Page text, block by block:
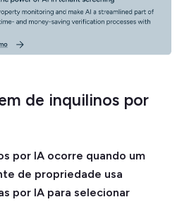
de inquilinos por
por IA ocorre quando um
de propriedade usa
por IA para selecionar